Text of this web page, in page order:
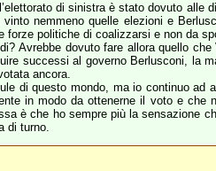
di sinistra è stato dovuto
nemmeno quelle elezioni e
forze politiche di coalizzarsi e non da
Avrebbe dovuto fare allora quello
successi al governo Berlusconi, la
ancora.
di questo mondo, ma io continuo
in modo da ottenerne il voto e
è che ho sempre più la sensazione
di turno.